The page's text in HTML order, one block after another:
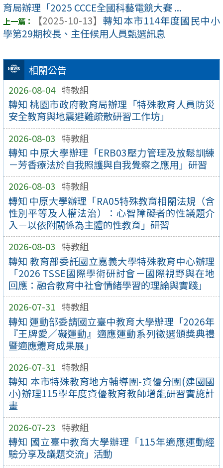
相關公告
2026-08-04 特教組
轉知 桃園市政府教育局辦理「特殊教育人員防災
安全教育與地震避難疏散研習工作坊」
2026-08-03 特教組
轉知 中原大學辦理「ERB03壓力管理及放鬆訓練
－芳香療法於自我照護與自我覺察之應用」研習
2026-08-03 特教組
轉知 中原大學辦理「RA05特殊教育相關法規（含
性別平等及人權法治）：心智障礙者的性議題介
入－以依附關係為主體的性教育」研習
2026-08-03 特教組
轉知 教育部委託國立嘉義大學特殊教育中心辦理
「2026 TSSE國際學術研討會－國際視野與在地
回應：融合教育中社會情緒學習的理論與實踐」
2026-07-31 特教組
轉知 運動部委請國立臺中教育大學辦理「2026年
『王牌愛／礙運動』適應運動系列徵選頒獎典禮
暨適應體育成果展」
2026-07-31 特教組
轉知 本市特殊教育地方輔導團-資優分團(建國國
小)辦理115學年度資優教育教師增能研習實施計
畫
2026-07-23 特教組
轉知 國立臺中教育大學辦理「115年適應運動經
驗分享及議題交流」活動
育局辦理「2025 CCCE全國科藝電競大賽 ...
【2025-10-13】 轉知本市114年度國民中小
學第29期校長、主任候用人員甄選訊息